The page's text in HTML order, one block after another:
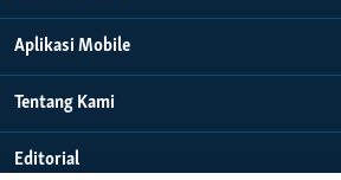
Aplikasi Mobile
Tentang Kami
Editorial